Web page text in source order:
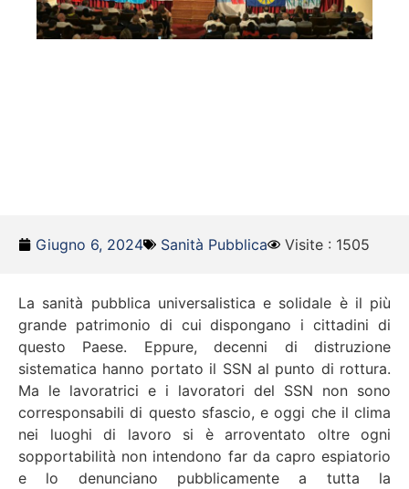
Giugno 6, 2024 Sanità Pubblica Visite : 1505
La sanità pubblica universalistica e solidale è il più
grande patrimonio di cui dispongano i cittadini di
questo Paese. Eppure, decenni di distruzione
sistematica hanno portato il SSN al punto di rottura.
Ma le lavoratrici e i lavoratori del SSN non sono
corresponsabili di questo sfascio, e oggi che il clima
nei luoghi di lavoro si è arroventato oltre ogni
sopportabilità non intendono far da capro espiatorio
e lo denunciano pubblicamente a tutta la